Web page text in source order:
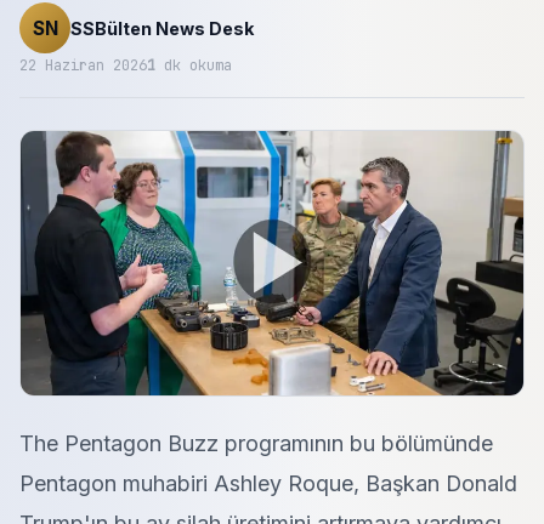
SN SSBülten News Desk
22 Haziran 20261 dk okuma
The Pentagon Buzz programının bu bölümünde
Pentagon muhabiri Ashley Roque, Başkan Donald